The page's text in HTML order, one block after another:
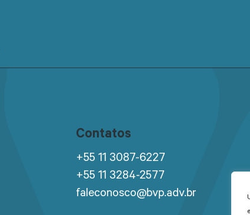
Contatos
+55 11 3087-6227
+55 11 3284-2577
faleconosco@bvp.adv.br